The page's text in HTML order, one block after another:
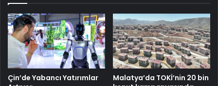
Çin’de Yabancı Yatırımlar
Malatya’da TOKİ’nin 20 bin